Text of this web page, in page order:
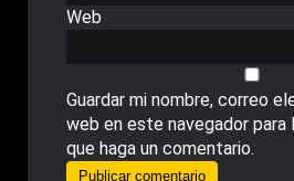
Web
Guardar mi nombre, correo
web en este navegador para
que haga un comentario.